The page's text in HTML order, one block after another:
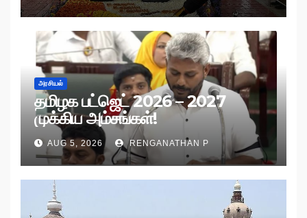
அரசியல்
தமிழக பட்ஜெட் 2026 – 2027
முக்கிய அம்சங்கள்!
AUG 5, 2026 RENGANATHAN P